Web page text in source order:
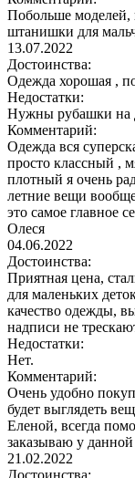
Побольше моделей,
штанишки для
13.07.2022
Достоинства:
Одежда хорошая ,
Недостатки:
Нужны рубашки на
Комментарий:
Одежда вся
просто классный ,
плотный я очень
летние вещи
это самое главное
Олеся
04.06.2022
Достоинства:
Приятная цена,
для маленьких
качество одежды,
надписи не
Недостатки:
Нет.
Комментарий:
Очень удобно
будет выглядеть
Еленой, всегда
заказываю у
21.02.2022
Достоинства: